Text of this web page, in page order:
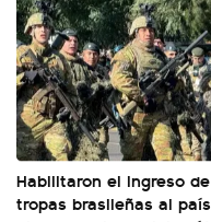
Habilitaron el ingreso de
tropas brasileñas al